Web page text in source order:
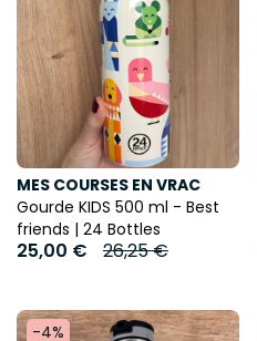
MES COURSES EN VRAC
Gourde KIDS 500 ml - Best
friends | 24 Bottles
25,00 € 26,25 €
-4%